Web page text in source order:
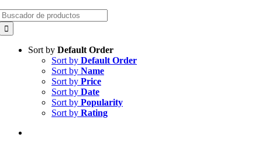
Sort by Default Order
Sort by Default Order
Sort by Name
Sort by Price
Sort by Date
Sort by Popularity
Sort by Rating